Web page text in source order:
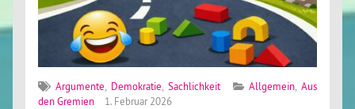
Argumente Demokratie Sachlichkeit Allgemein Aus
den Gremien
1. Februar 2026